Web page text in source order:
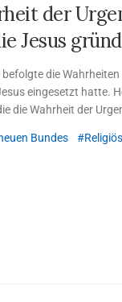
der
Jesus
befolgte die
eingesetzt hatte.
die Wahrheit der
Bundes